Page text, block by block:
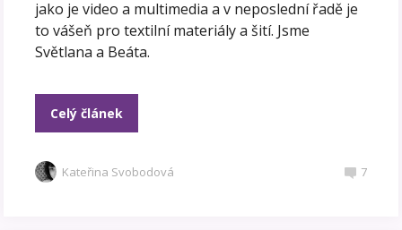
jako je video a multimedia a v neposlední řadě je
to vášeň pro textilní materiály a šití. Jsme
Světlana a Beáta.
Celý článek
Kateřina Svobodová 7